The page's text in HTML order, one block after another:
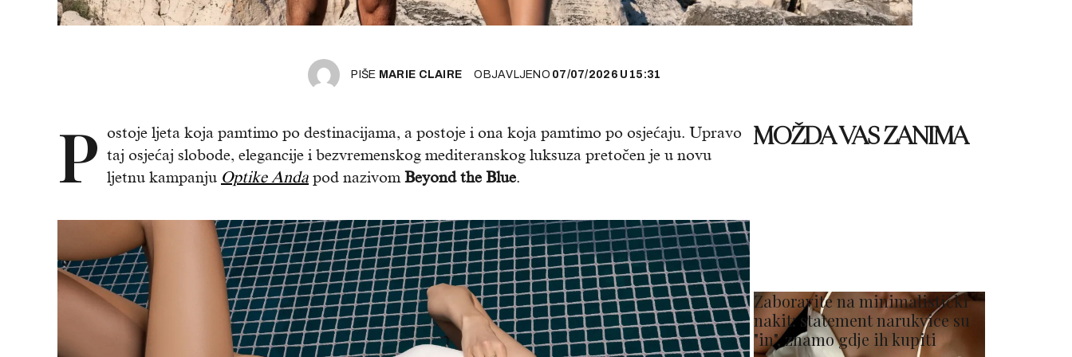
PIŠE MARIE CLAIRE OBJAVLJENO 07/07/2026 U 15:31
P ostoje ljeta koja pamtimo po destinacijama, a postoje i ona koja pamtimo po osjećaju. Upravo
taj osjećaj slobode, elegancije i bezvremenskog mediteranskog luksuza pretočen je u novu
ljetnu kampanju Optike Anda pod nazivomBeyond the Blue.
MOŽDA VAS ZANIMA
Zaboravite na minimalistički
nakit: statement narukvice su
"in", znamo gdje ih kupiti